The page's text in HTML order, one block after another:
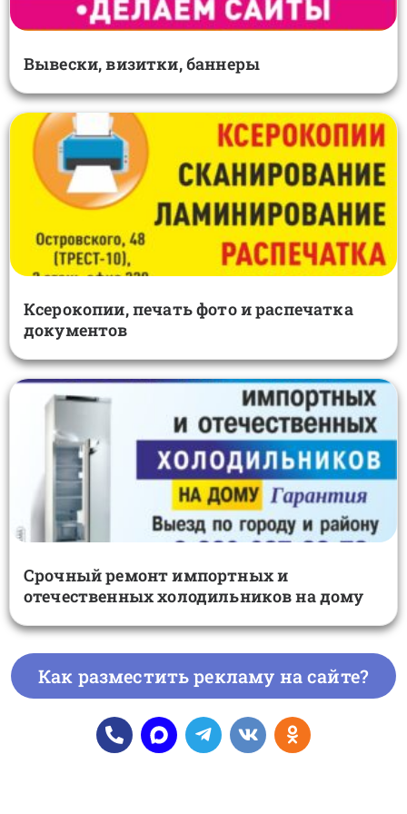
Вывески, визитки, баннеры
Ксерокопии, печать фото и распечатка
документов
Срочный ремонт импортных и
отечественных холодильников на дому
Как разместить рекламу на сайте?